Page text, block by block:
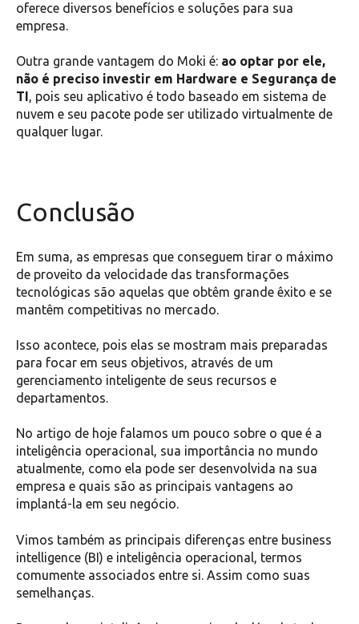
oferece diversos benefícios e soluções para sua
empresa.
Outra grande vantagem do Moki é: ao optar por ele,
não é preciso investir em Hardware e Segurança de
TI , pois seu aplicativo é todo baseado em sistema de
nuvem e seu pacote pode ser utilizado virtualmente de
qualquer lugar.
Conclusão
Em suma, as empresas que conseguem tirar o máximo
de proveito da velocidade das transformações
tecnológicas são aquelas que obtêm grande êxito e se
mantêm competitivas no mercado.
Isso acontece, pois elas se mostram mais preparadas
para focar em seus objetivos, através de um
gerenciamento inteligente de seus recursos e
departamentos.
No artigo de hoje falamos um pouco sobre o que é a
inteligência operacional, sua importância no mundo
atualmente, como ela pode ser desenvolvida na sua
empresa e quais são as principais vantagens ao
implantá-la em seu negócio.
Vimos também as principais diferenças entre business
intelligence (BI) e inteligência operacional, termos
comumente associados entre si. Assim como suas
semelhanças.